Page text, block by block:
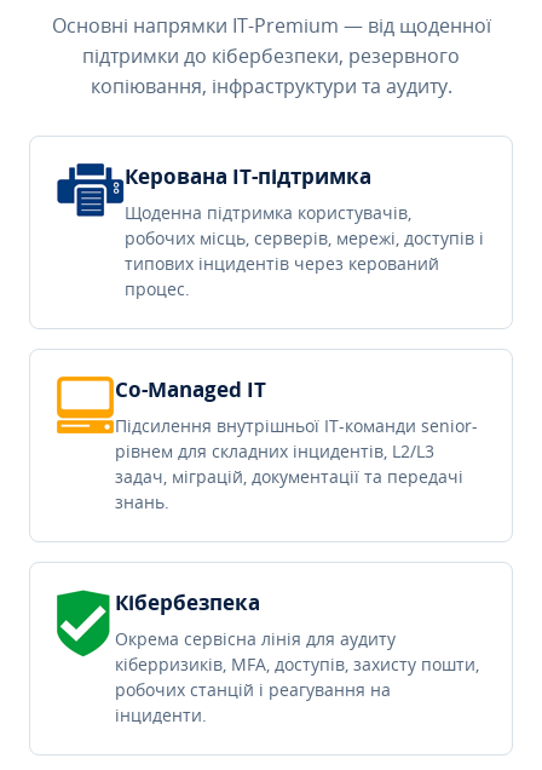
Основні напрямки IT-Premium — від щоденної
підтримки до кібербезпеки, резервного
копіювання, інфраструктури та аудиту.
Керована IT-підтримка
Щоденна підтримка користувачів,
робочих місць, серверів, мережі, доступів і
типових інцидентів через керований
процес.
Co-Managed IT
Підсилення внутрішньої IT-команди senior-
рівнем для складних інцидентів, L2/L3
задач, міграцій, документації та передачі
знань.
Кібербезпека
Окрема сервісна лінія для аудиту
кіберризиків, MFA, доступів, захисту пошти,
робочих станцій і реагування на
інциденти.